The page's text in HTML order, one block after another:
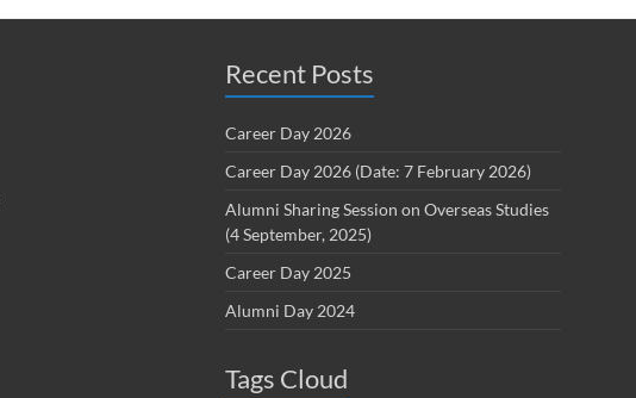
Recent Posts
Career Day 2026
Career Day 2026 (Date: 7 February 2026)
Alumni Sharing Session on Overseas Studies
(4 September, 2025)
Career Day 2025
Alumni Day 2024
Tags Cloud